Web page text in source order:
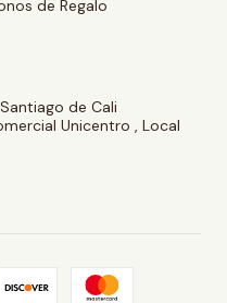
de Regalo
de Cali
Unicentro , Local